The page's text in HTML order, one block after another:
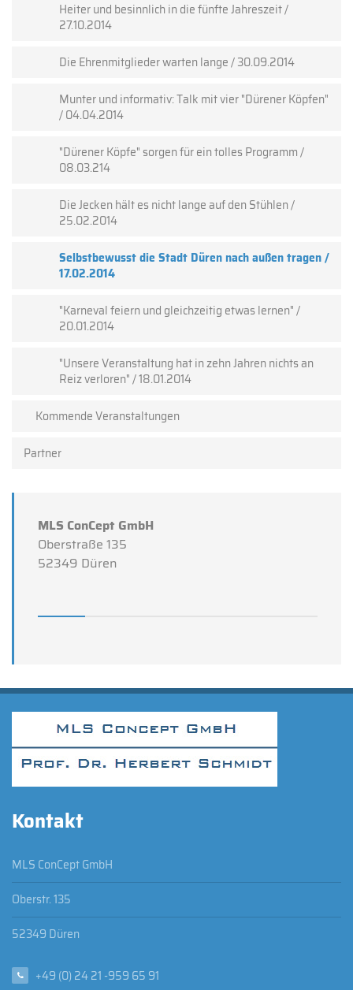
Heiter und besinnlich in die fünfte Jahreszeit /
27.10.2014
Die Ehrenmitglieder warten lange / 30.09.2014
Munter und informativ: Talk mit vier "Dürener Köpfen"
/ 04.04.2014
"Dürener Köpfe" sorgen für ein tolles Programm /
08.03.214
Die Jecken hält es nicht lange auf den Stühlen /
25.02.2014
Selbstbewusst die Stadt Düren nach außen tragen /
17.02.2014
"Karneval feiern und gleichzeitig etwas lernen" /
20.01.2014
"Unsere Veranstaltung hat in zehn Jahren nichts an
Reiz verloren" / 18.01.2014
Kommende Veranstaltungen
Partner
MLS ConCept GmbH
Oberstraße 135
52349 Düren
Kontakt
MLS ConCept GmbH
Oberstr. 135
52349 Düren
+49 (0) 24 21 -959 65 91